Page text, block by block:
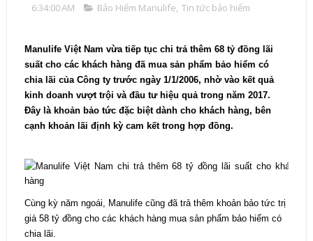
6:34:00 AM Bảo Hiểm Manulife, Tin tức bảo hiểm
Manulife Việt Nam vừa tiếp tục chi trả thêm 68 tỷ đồng lãi
suất cho các khách hàng đã mua sản phẩm bảo hiểm có
chia lãi của Công ty trước ngày 1/1/2006, nhờ vào kết quả
kinh doanh vượt trội và đầu tư hiệu quả trong năm 2017.
Đây là khoản bảo tức đặc biệt dành cho khách hàng, bên
cạnh khoản lãi định kỳ cam kết trong hợp đồng.
Cùng kỳ năm ngoái, Manulife cũng đã trả thêm khoản bảo tức trị
giá 58 tỷ đồng cho các khách hàng mua sản phẩm bảo hiểm có
chia lãi.